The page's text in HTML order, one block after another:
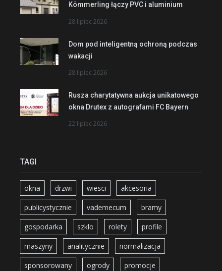
Kömmerling łączy PVC i aluminium
28 lipiec 2026
Dom pod inteligentną ochroną podczas
wakacji
28 lipiec 2026
Rusza charytatywna aukcja unikatowego
okna Drutex z autografami FC Bayern
22 lipiec 2026
TAGI
okna drzwi wiesci akcesoria
publicystycznie vademecum bramy
gospodarka szklo rolety profile
maszyny analitycznie normalizacja
sponsorowany ogrody promocje